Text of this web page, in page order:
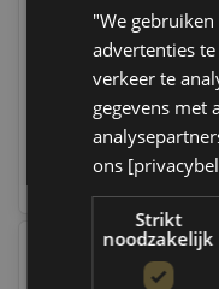
Op voorraad
Op voorraad verzending
binnen 1 a 2 werkdagen.
Boven de 50,- gratis
"We
advertenties
verkeer te
gegevens met
ons
Strikt
noodzakelijk